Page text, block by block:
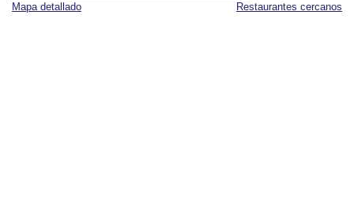
Restaurantes cercanos
Mapa detallado